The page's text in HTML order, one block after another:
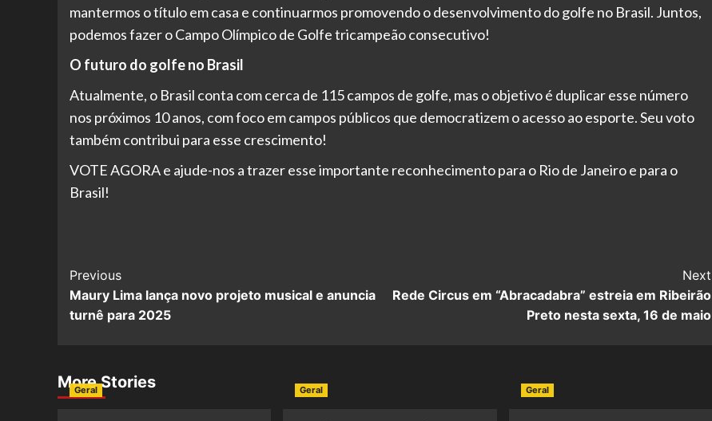
mantermos o título em casa e continuarmos promovendo o desenvolvimento do golfe no Brasil. Juntos,
podemos fazer o Campo Olímpico de Golfe tricampeão consecutivo!
O futuro do golfe no Brasil
Atualmente, o Brasil conta com cerca de 115 campos de golfe, mas o objetivo é duplicar esse número
nos próximos 10 anos, com foco em campos públicos que democratizem o acesso ao esporte. Seu voto
também contribui para esse crescimento!
VOTE AGORA e ajude-nos a trazer esse importante reconhecimento para o Rio de Janeiro e para o
Brasil!
Post
Navigation
Previous
Maury Lima lança novo projeto musical e anuncia
turnê para 2025
Next
Rede Circus em “Abracadabra” estreia em Ribeirão
Preto nesta sexta, 16 de maio
More Stories
Geral Geral Geral